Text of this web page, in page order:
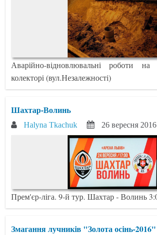
Аварійно-відновлювальні роботи на
колекторі (вул.Незалежності)
Шахтар-Волинь
Halyna Tkachuk 26 вересня
Прем'єр-ліга. 9-й тур. Шахтар - Волинь
Змагання лучників "Золота осінь-2016"